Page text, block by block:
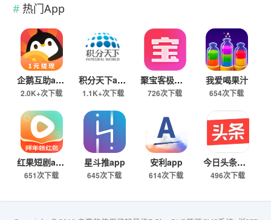
热门App
企鹅互助app
2.0K+次下载
积分天下app
1.1K+次下载
聚宝客极速版
726次下载
我爱喝果汁
654次下载
红果短剧app
651次下载
星斗推app
645次下载
安利app
614次下载
今日头条极速版下载
496次下载